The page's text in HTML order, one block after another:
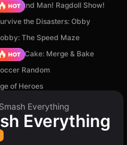
Man! Ragdoll Show!
the Disasters: Obby
The Speed Maze
of Cake: Merge & Bake
Random
of Heroes
Everything
Everything